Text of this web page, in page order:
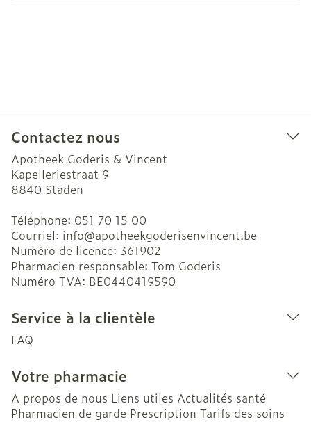
Contactez nous
Apotheek Goderis & Vincent
Kapelleriestraat 9
8840 Staden
Téléphone: 051 70 15 00
Courriel: info@apotheekgoderisenvincent.be
Numéro de licence: 361902
Pharmacien responsable: Tom Goderis
Numéro TVA: BE0440419590
Service à la clientèle
FAQ
Votre pharmacie
A propos de nous Liens utiles Actualités santé
Pharmacien de garde Prescription Tarifs des soins